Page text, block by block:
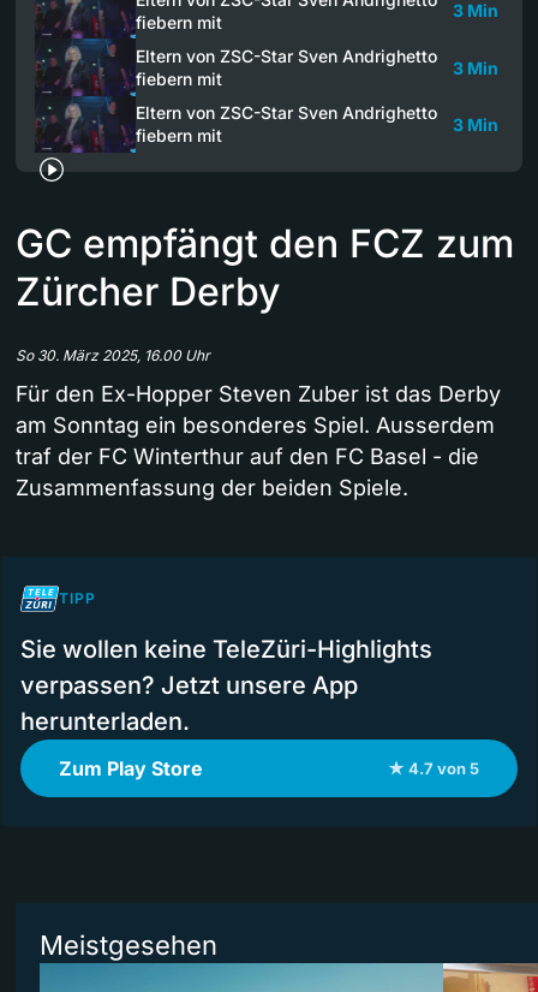
fiebern mit
3 Min
Eltern von ZSC-Star Sven Andrighetto
fiebern mit
3 Min
Eltern von ZSC-Star Sven Andrighetto
fiebern mit
3 Min
GC empfängt den FCZ zum
Zürcher Derby
So 30. März 2025, 16.00 Uhr
Für den Ex-Hopper Steven Zuber ist das Derby
am Sonntag ein besonderes Spiel. Ausserdem
traf der FC Winterthur auf den FC Basel - die
Zusammenfassung der beiden Spiele.
TIPP
Sie wollen keine TeleZüri-Highlights
verpassen? Jetzt unsere App
herunterladen.
Zum Play Store ★ 4.7 von 5
Meistgesehen